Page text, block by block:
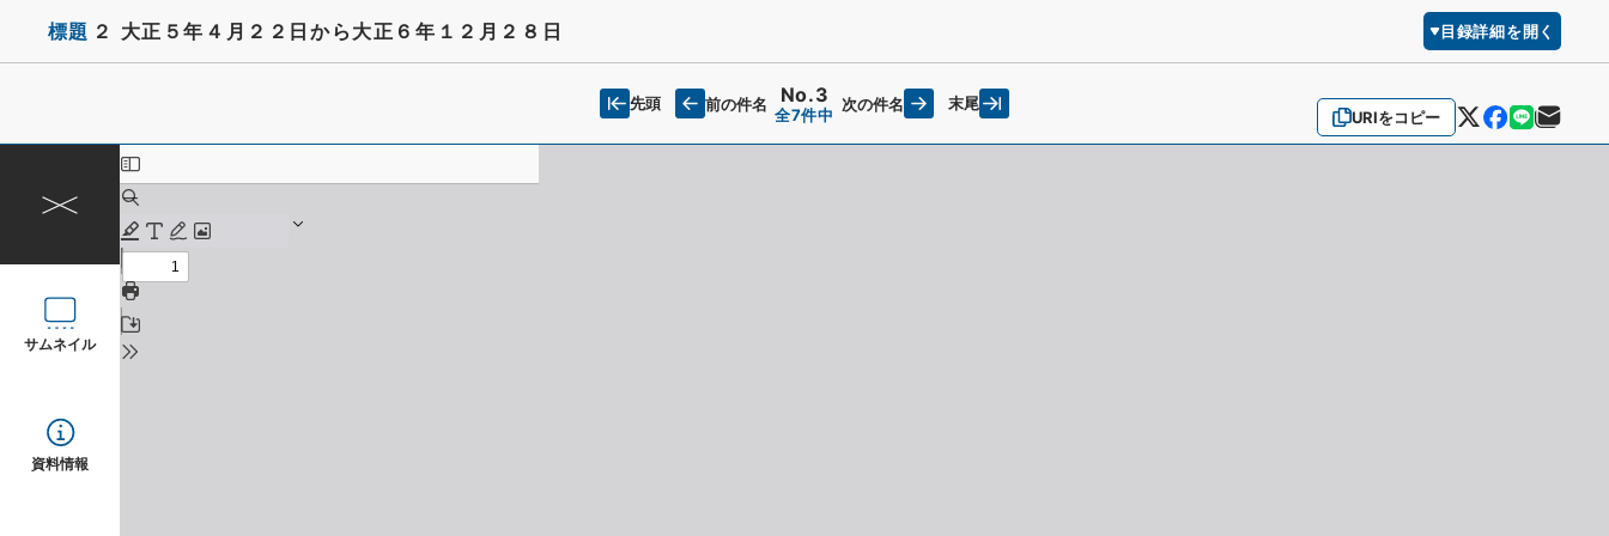
標題 ２ 大正５年４月２２日から大正６年１２月２８日 目録詳細を開く
URIをコピー
先頭 前の件名 No.3
全7件中
次の件名 末尾
サムネイル
資料情報